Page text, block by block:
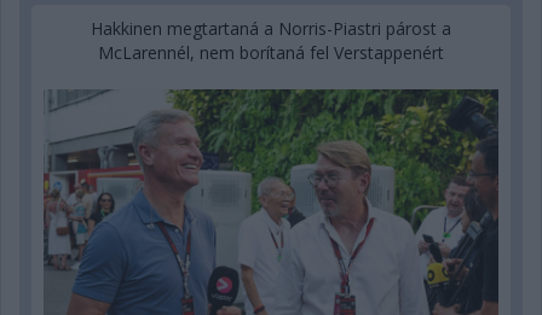
Hakkinen megtartaná a Norris-Piastri párost a
McLarennél, nem borítaná fel Verstappenért